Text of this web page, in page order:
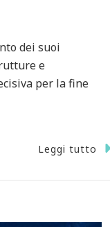
dei suoi
e
per la fine
Leggi tutto